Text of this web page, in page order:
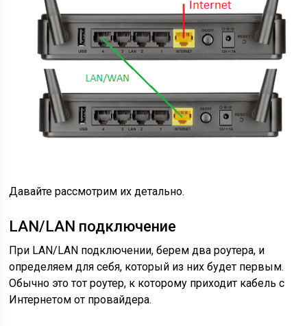
Давайте рассмотрим их детально.
LAN/LAN подключение
При LAN/LAN подключении, берем два роутера, и
определяем для себя, который из них будет первым.
Обычно это тот роутер, к которому приходит кабель с
Интернетом от провайдера.